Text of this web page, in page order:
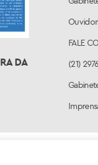
DA
FALE
(21)